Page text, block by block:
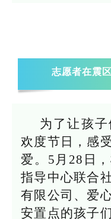
志愿者在震
为了让孩
欢度节日，感
爱。5月28日
指导中心联合
有限公司、爱
安置点的孩子